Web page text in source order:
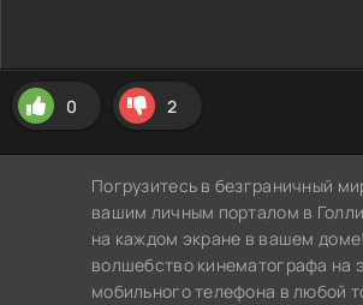
0 2
Погрузитесь в безграничный
вашим личным порталом в
на каждом экране в вашем
волшебство кинематографа на
мобильного телефона в любой